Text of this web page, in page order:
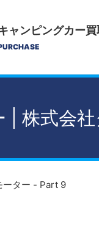
ャンピングカー買
| 株式会
ーター - Part 9